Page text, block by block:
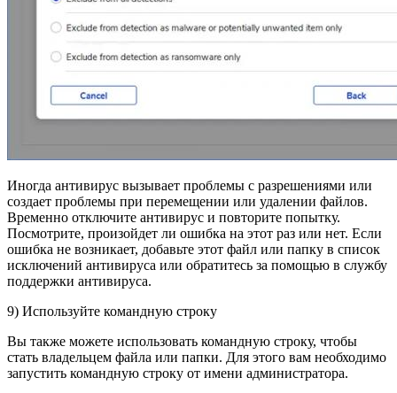
Иногда антивирус вызывает проблемы с разрешениями или
создает проблемы при перемещении или удалении файлов.
Временно отключите антивирус и повторите попытку.
Посмотрите, произойдет ли ошибка на этот раз или нет. Если
ошибка не возникает, добавьте этот файл или папку в список
исключений антивируса или обратитесь за помощью в службу
поддержки антивируса.
9) Используйте командную строку
Вы также можете использовать командную строку, чтобы
стать владельцем файла или папки. Для этого вам необходимо
запустить командную строку от имени администратора.